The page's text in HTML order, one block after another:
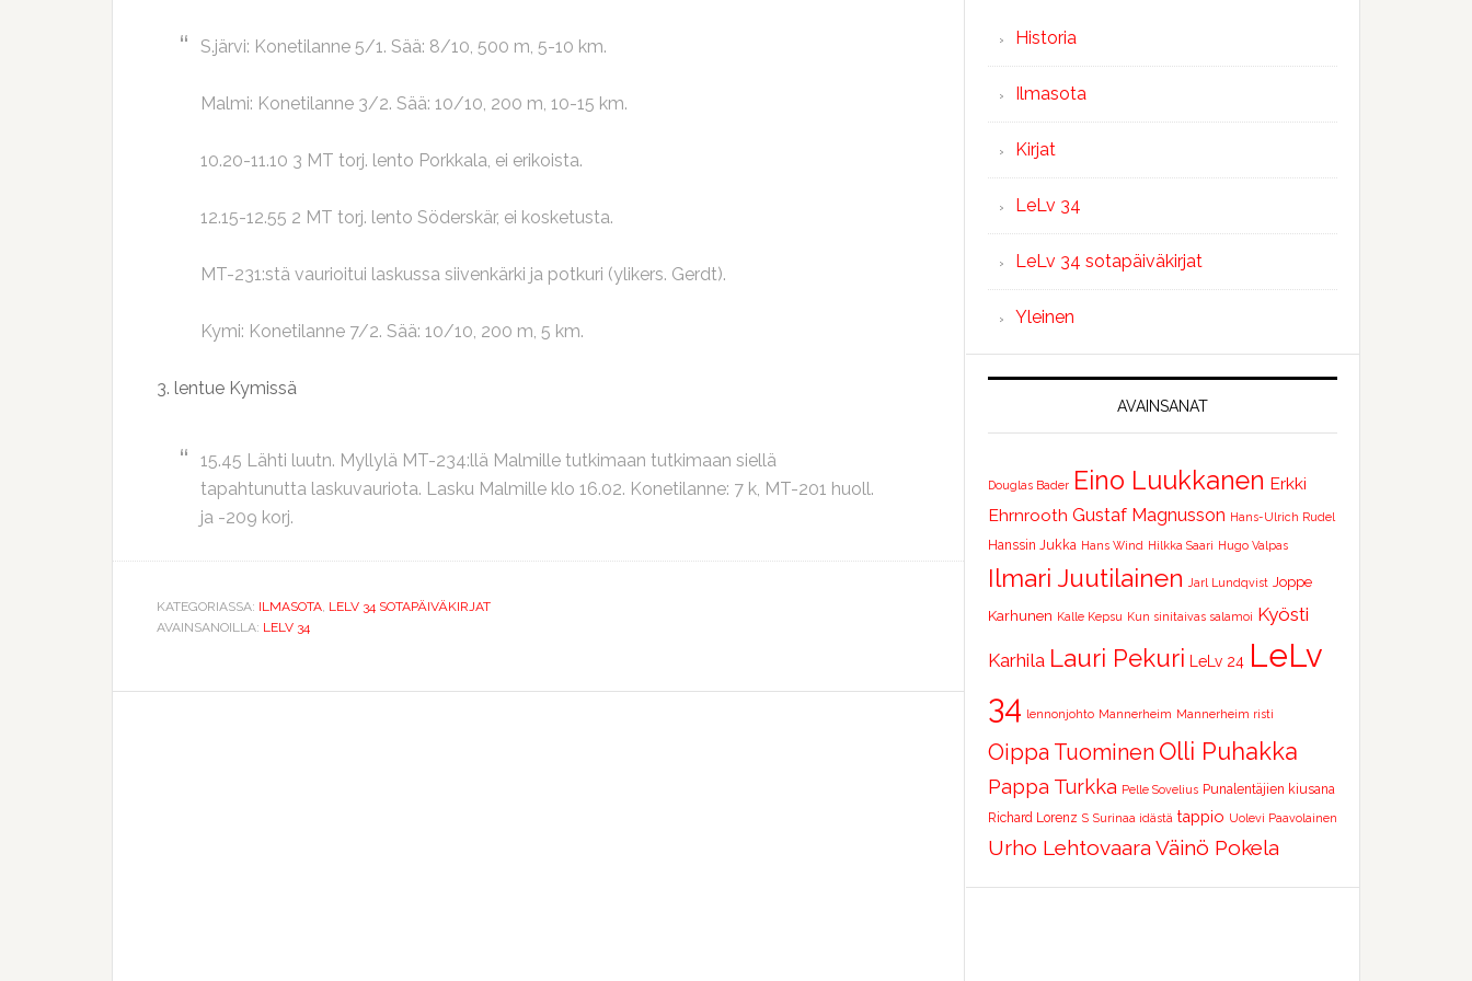
S.järvi: Konetilanne 5/1. Sää: 8/10, 500 m, 5-10 km.
Malmi: Konetilanne 3/2. Sää: 10/10, 200 m, 10-15 km.
10.20-11.10 3 MT torj. lento Porkkala, ei erikoista.
12.15-12.55 2 MT torj. lento Söderskär, ei kosketusta.
MT-231:stä vaurioitui laskussa siivenkärki ja potkuri (ylikers. Gerdt).
Kymi: Konetilanne 7/2. Sää: 10/10, 200 m, 5 km.
3. lentue Kymissä
15.45 Lähti luutn. Myllylä MT-234:llä Malmille tutkimaan tutkimaan siellä
tapahtunutta laskuvauriota. Lasku Malmille klo 16.02. Konetilanne: 7 k, MT-201 huoll.
ja -209 korj.
KATEGORIASSA: ILMASOTA, LELV 34 SOTAPÄIVÄKIRJAT
AVAINSANOILLA: LELV 34
Historia
Ilmasota
Kirjat
LeLv 34
LeLv 34 sotapäiväkirjat
Yleinen
AVAINSANAT
Douglas Bader Eino Luukkanen Erkki
Ehrnrooth Gustaf Magnusson Hans-Ulrich Rudel
Hanssin Jukka Hans Wind Hilkka Saari Hugo Valpas
Ilmari Juutilainen Jarl Lundqvist Joppe
Karhunen Kalle Kepsu Kun sinitaivas salamoi Kyösti
Karhila Lauri Pekuri LeLv 24 LeLv
34 lennonjohto Mannerheim Mannerheim risti
Oippa Tuominen Olli Puhakka
Pappa Turkka Pelle Sovelius Punalentäjien kiusana
Richard Lorenz S Surinaa idästä tappio Uolevi Paavolainen
Urho Lehtovaara Väinö Pokela